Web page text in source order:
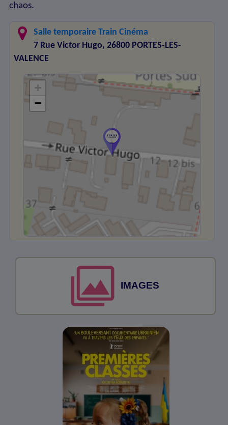
chaos.
Salle temporaire Train Cinéma
7 Rue Victor Hugo, 26800 PORTES-LES-
VALENCE
+
−
IMAGES